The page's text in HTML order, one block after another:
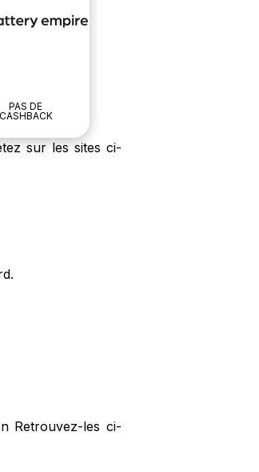
PAS DE
CASHBACK
sur les sites ci-
Retrouvez-les ci-